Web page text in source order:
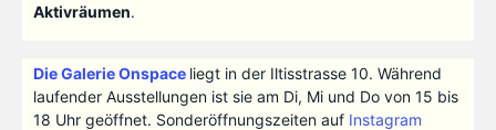
Aktivräumen.
Die Galerie Onspace liegt in der Iltisstrasse 10. Während
laufender Ausstellungen ist sie am Di, Mi und Do von 15 bis
18 Uhr geöffnet. Sonderöffnungszeiten auf Instagram